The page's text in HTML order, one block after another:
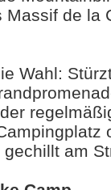
Massif de la
Wahl:
gechillt am